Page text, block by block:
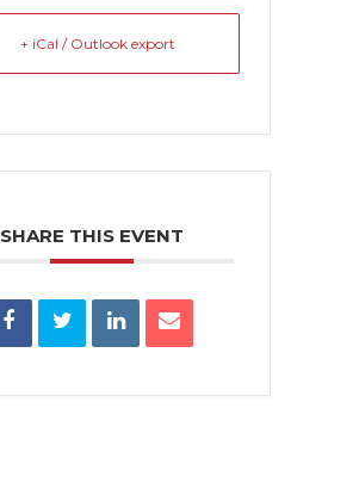
+ iCal / Outlook export
SHARE THIS EVENT